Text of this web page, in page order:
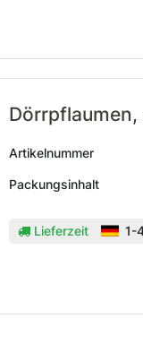
Artikelnummer
Packungsinhalt
Lieferzeit 1-